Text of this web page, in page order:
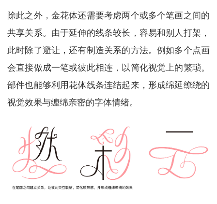
除此之外，金花体还需要考虑两个或多个笔画之间的
共享关系。由于延伸的线条较长，容易和别人打架，
此时除了避让，还有制造关系的方法。例如多个点画
会直接做成一笔或彼此相连，以简化视觉上的繁琐。
部件也能够利用花体线条连结起来，形成绵延缭绕的
视觉效果与缠绵亲密的字体情绪。